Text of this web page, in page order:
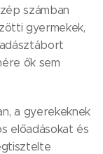
számban
gyermekek,
ők sem
a gyerekeknek
előadásokat és